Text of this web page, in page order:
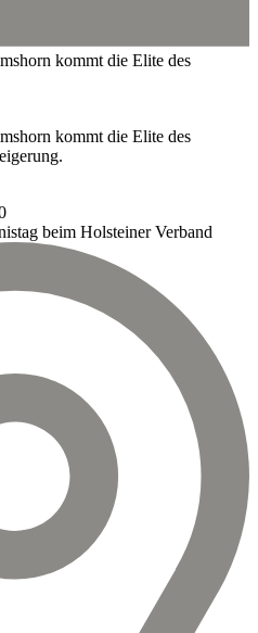
kommt die Elite des
kommt die Elite des
beim Holsteiner Verband